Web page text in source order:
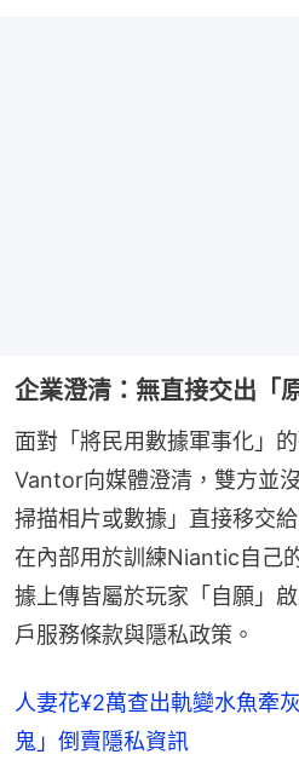
企業澄清：無直接交出「
面對「將民用數據軍事化」
Vantor向媒體澄清，雙方並
掃描相片或數據」直接移交
在內部用於訓練Niantic自己
據上傳皆屬於玩家「自願」
戶服務條款與隱私政策。
人妻花¥2萬查出軌變水魚牽
鬼」倒賣隱私資訊